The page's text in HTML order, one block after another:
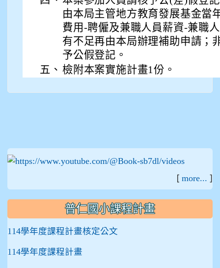
由本局主管地方教育發展基金當
費用-聘僱及兼職人員薪資-兼職
有不足再由本局辦理補助申請；
予公假登記。
五、 檢附本案實施計畫1份。
[ more... ]
普仁國小課程計畫
114學年度課程計畫核定公文
114學年度課程計畫